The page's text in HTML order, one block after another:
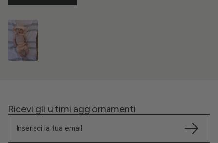
Ricevi gli ultimi aggiornamenti